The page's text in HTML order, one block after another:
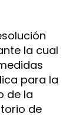
la cual
para la
de la
de